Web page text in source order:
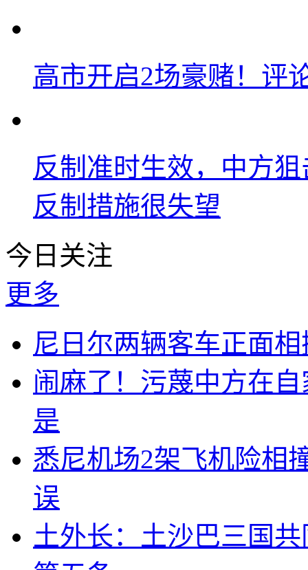
高市开启2场豪赌！评
反制准时生效，中方
反制措施很失望
今日关注
更多
尼日尔两辆客车正面
闹麻了！污蔑中方在
是
悉尼机场2架飞机险相
误
土外长：土沙巴三国